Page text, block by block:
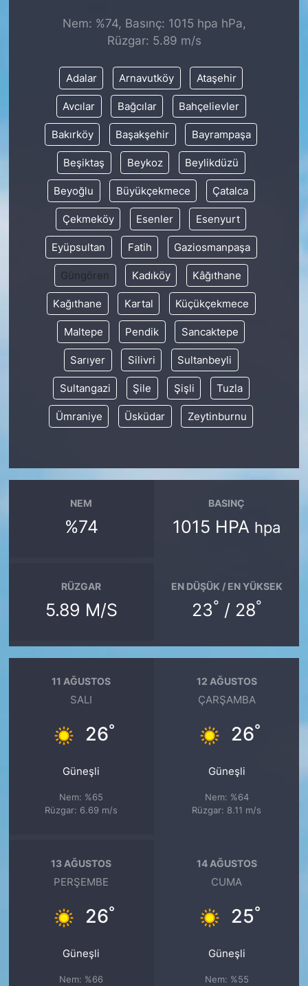
Nem: %74, Basınç: 1015 hpa hPa,
Rüzgar: 5.89 m/s
Adalar Arnavutköy Ataşehir
Avcılar Bağcılar Bahçelievler
Bakırköy Başakşehir Bayrampaşa
Beşiktaş Beykoz Beylikdüzü
Beyoğlu Büyükçekmece Çatalca
Çekmeköy Esenler Esenyurt
Eyüpsultan Fatih Gaziosmanpaşa
Güngören Kadıköy Kâğıthane
Kağıthane Kartal Küçükçekmece
Maltepe Pendik Sancaktepe
Sarıyer Silivri Sultanbeyli
Sultangazi Şile Şişli Tuzla
Ümraniye Üsküdar Zeytinburnu
NEM
%74
BASINÇ
1015 HPA hpa
RÜZGAR
5.89 M/S
EN DÜŞÜK / EN YÜKSEK
23° / 28°
11 AĞUSTOS
SALI
26°
Güneşli
Nem: %65
Rüzgar: 6.69 m/s
12 AĞUSTOS
ÇARŞAMBA
26°
Güneşli
Nem: %64
Rüzgar: 8.11 m/s
13 AĞUSTOS
PERŞEMBE
26°
Güneşli
Nem: %66
14 AĞUSTOS
CUMA
25°
Güneşli
Nem: %55
KONGRE HABERLERİ
KONGRE TAKVİMİ
RÖPORTAJLAR
BİYOGRAFİLER